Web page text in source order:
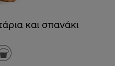
και σπανάκι